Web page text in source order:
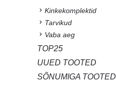
Kinkekomplektid
Tarvikud
Vaba aeg
TOP25
UUED TOOTED
SÕNUMIGA TOOTED